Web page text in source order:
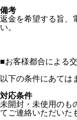
備考
返金を希望する旨、
い。
■お客様都合による
以下の条件にあては
対応条件
未開封・未使用のも
てご連絡いただいた